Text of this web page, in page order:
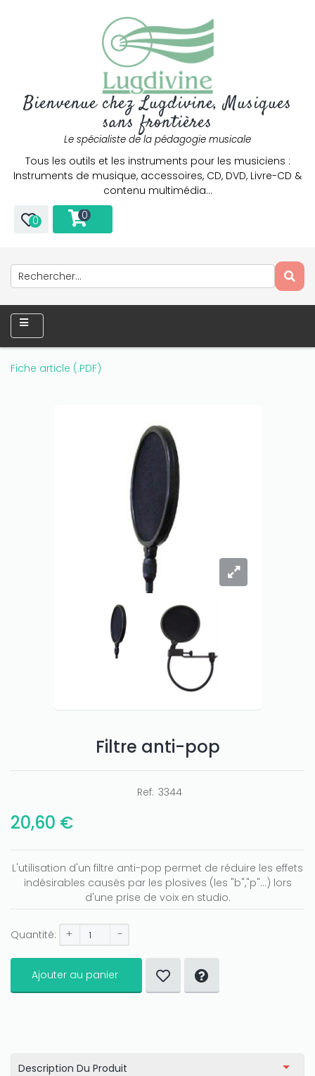
Bienvenue chez Lugdivine, Musiques
sans frontières
Le spécialiste de la pédagogie musicale
Tous les outils et les instruments pour les musiciens :
Instruments de musique, accessoires, CD, DVD, Livre-CD &
contenu multimédia…
0 0
Fiche article (.PDF)
Filtre anti-pop
Ref: 3344
20,60 €
L'utilisation d'un filtre anti-pop permet de réduire les effets
indésirables causés par les plosives (les "b","p"...) lors
d'une prise de voix en studio.
Quantité: + -
Ajouter au panier
Description Du Produit
Only play atJoo casinoif you really want to win a huge